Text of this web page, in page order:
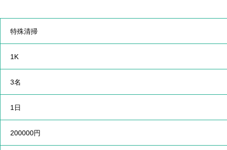
特殊清掃
1K
3名
1日
200000円